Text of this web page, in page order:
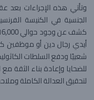
وتأتي هذه الإجراءات بعد
أيدي رجال دين أو موظفين
للضحايا وإعادة بناء الثقة
لتحقيق العدالة الكاملة